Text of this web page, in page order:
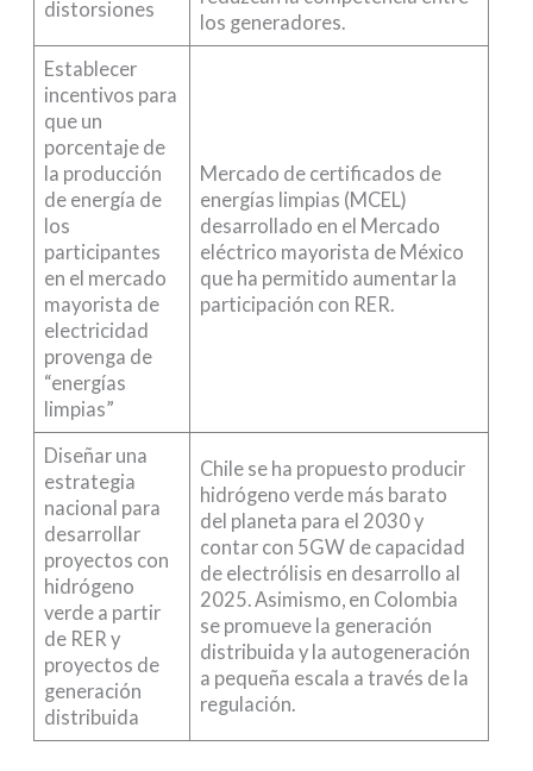
distorsiones
los generadores.
Establecer
incentivos para
que un
porcentaje de
la producción
de energía de
los
participantes
en el mercado
mayorista de
electricidad
provenga de
“energías
limpias”
Mercado de certificados de
energías limpias (MCEL)
desarrollado en el Mercado
eléctrico mayorista de México
que ha permitido aumentar la
participación con RER.
Diseñar una
estrategia
nacional para
desarrollar
proyectos con
hidrógeno
verde a partir
de RER y
proyectos de
generación
distribuida
Chile se ha propuesto producir
hidrógeno verde más barato
del planeta para el 2030 y
contar con 5GW de capacidad
de electrólisis en desarrollo al
2025. Asimismo, en Colombia
se promueve la generación
distribuida y la autogeneración
a pequeña escala a través de la
regulación.